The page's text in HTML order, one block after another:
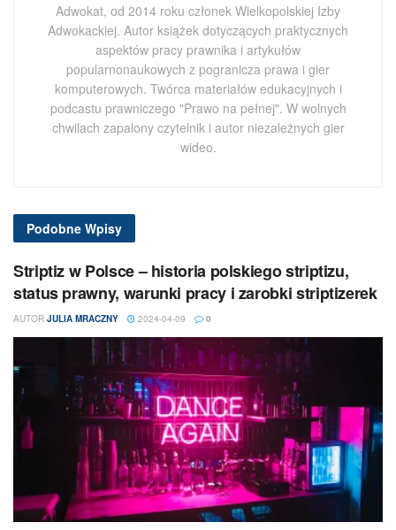
Adwokat, od 2014 roku członek Wielkopolskiej Izby
Adwokackiej. Autor książek dotyczących praktycznych
aspektów pracy prawnika i artykułów
popularnonaukowych z pogranicza prawa i gier
komputerowych. Twórca materiałów edukacyjnych i
podcastu prawniczego "Prawo na pełnej". W wolnych
chwilach zapalony czytelnik i autor niezależnych gier
wideo.
Podobne Wpisy
Striptiz w Polsce – historia polskiego striptizu,
status prawny, warunki pracy i zarobki striptizerek
AUTOR JULIA MRACZNY 2024-04-09 0